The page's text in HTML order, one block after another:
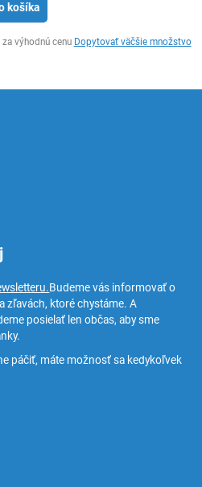
košíka
výhodnú cenu Dopytovať väčšie množstvo
Budeme vás informovať o
zľavách, ktoré chystáme. A
posielať len občas, aby sme
páčiť, máte možnosť sa kedykoľvek